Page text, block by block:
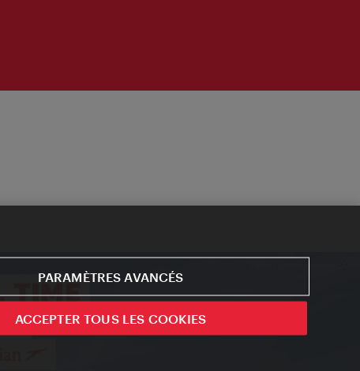
PARAMÈTRES AVANCÉS
ACCEPTER TOUS LES COOKIES